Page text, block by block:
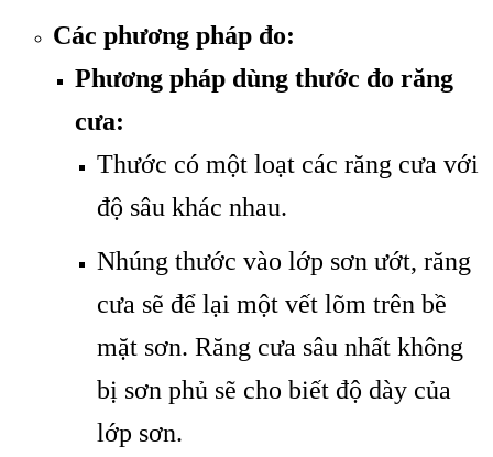
Các phương pháp đo:
Phương pháp dùng thước đo răng
cưa:
Thước có một loạt các răng cưa với
độ sâu khác nhau.
Nhúng thước vào lớp sơn ướt, răng
cưa sẽ để lại một vết lõm trên bề
mặt sơn. Răng cưa sâu nhất không
bị sơn phủ sẽ cho biết độ dày của
lớp sơn.